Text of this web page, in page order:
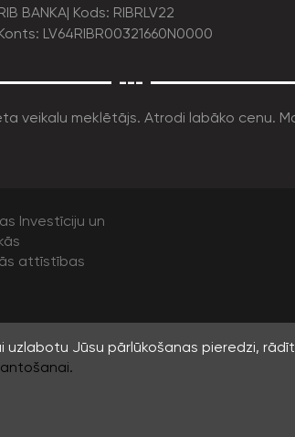
BANKA| Kods: RIBRLV22
LV64RIBR00321660N0000
---
Investīciju un
attīstības
Jūsu pārlūkošanas pieredzi,